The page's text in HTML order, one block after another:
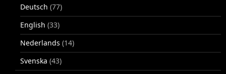
Deutsch (77)
English (33)
Nederlands (14)
Svenska (43)